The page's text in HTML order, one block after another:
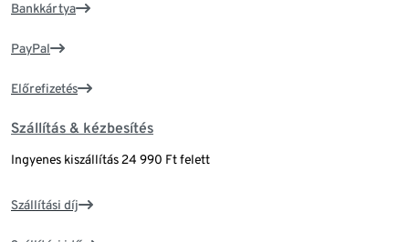
Bankkártya
PayPal
Előrefizetés
Szállítás & kézbesítés
Ingyenes kiszállítás 24 990 Ft felett
Szállítási díj